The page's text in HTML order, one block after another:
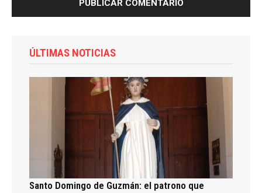
ÚLTIMAS NOTICIAS
Santo Domingo de Guzmán: el patrono que